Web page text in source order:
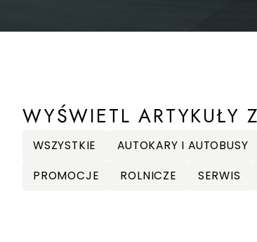
WYŚWIETL ARTYKUŁY
WSZYSTKIE AUTOKARY I AUTOBUSY
PROMOCJE ROLNICZE SERWIS